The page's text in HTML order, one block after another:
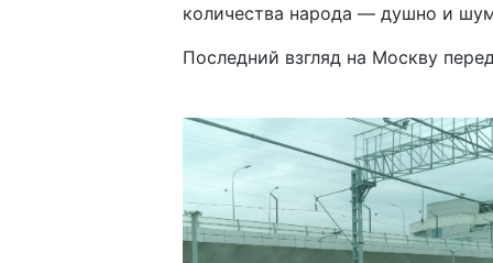
количества народа — душно и
Последний взгляд на Москву